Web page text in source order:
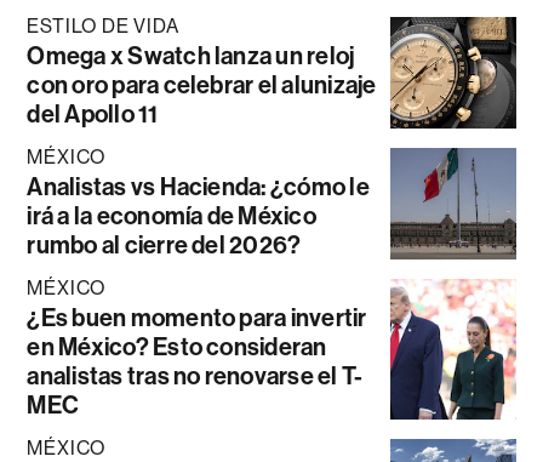
ESTILO DE VIDA
Omega x Swatch lanza un reloj
con oro para celebrar el alunizaje
del Apollo 11
MÉXICO
Analistas vs Hacienda: ¿cómo le
irá a la economía de México
rumbo al cierre del 2026?
MÉXICO
¿Es buen momento para invertir
en México? Esto consideran
analistas tras no renovarse el T-
MEC
MÉXICO